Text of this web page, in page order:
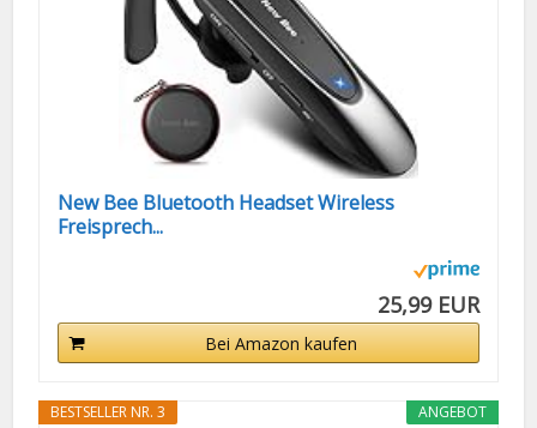
New Bee Bluetooth Headset Wireless
Freisprech...
25,99 EUR
Bei Amazon kaufen
ANGEBOT
BESTSELLER NR. 3